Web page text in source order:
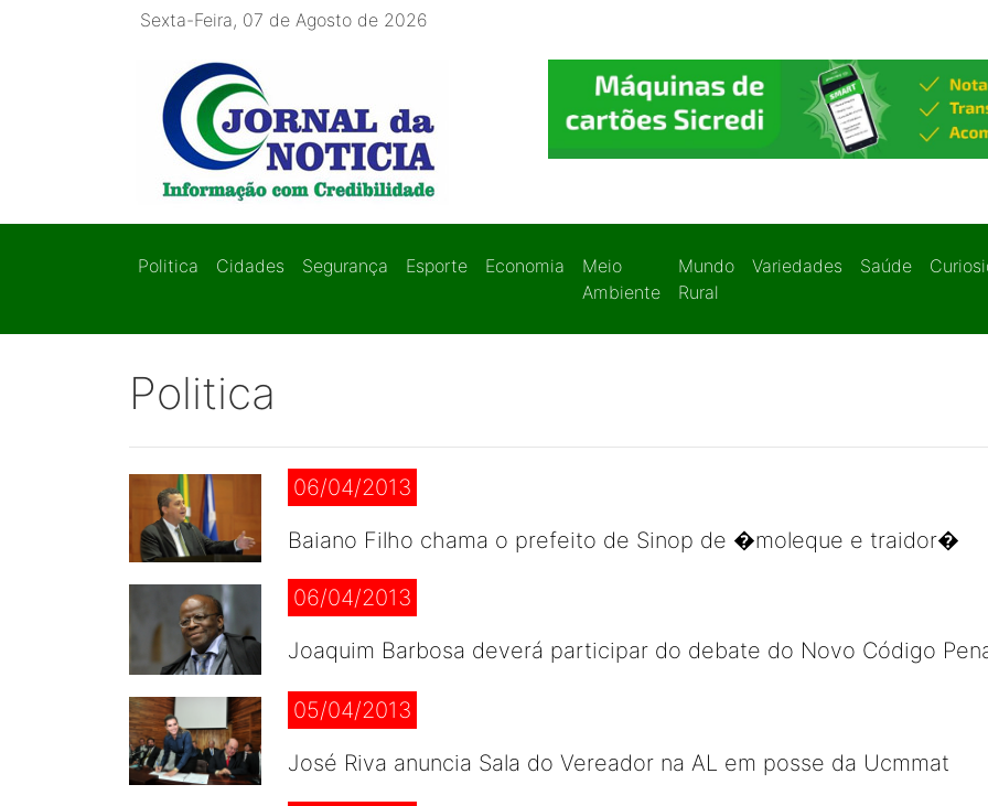
Sexta-Feira, 07 de Agosto de 2026
Politica Cidades Segurança Esporte Economia
Meio
Ambiente
Mundo
Rural
Variedades Saúde
Politica
06/04/2013
Baiano Filho chama o prefeito de Sinop de �moleque e traidor�
06/04/2013
Joaquim Barbosa deverá participar do debate do Novo Código
05/04/2013
José Riva anuncia Sala do Vereador na AL em posse da Ucmmat